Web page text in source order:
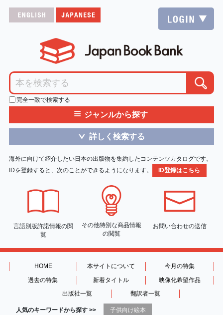
完全一致で検索する
≡ ジャンルから探す
＞ 詳しく検索する
海外に向けて紹介したい日本の出版物を集約したコンテンツカタログです。
IDを登録すると、次のことができるようになります。
ID登録はこちら
言語別版許諾情報の閲
覧
その他特別な商品情報
の閲覧
お問い合わせの送信
HOME 本サイトについて
今月の特集
過去の特集
新着タイトル
映像化希望作品
出版社一覧
翻訳者一覧
人気のキーワードから探す >> 子供向け絵本